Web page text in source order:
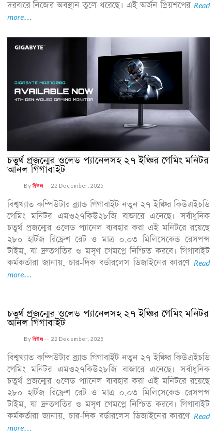
দরবারে নিজের অবস্থান তুলে ধরেছে। এই অর্জন প্রিয়শপের Read
more...
চতুর্থ প্রজন্মের ওলেড প্যানেলসহ ২৭ ইঞ্চির গেমিং মনিটর
আনল গিগাবাইট
Byনিউজ -- 22 December, 2025
বিশ্বখ্যাত কম্পিউটার ব্র্যান্ড গিগাবাইট নতুন ২৭ ইঞ্চির কিউএইচডি
গেমিং মনিটর এমও২৭কিউ২৮জি বাজারে এনেছে। সর্বাধুনিক
চতুর্থ প্রজন্মের ওলেড প্যানেল ব্যবহার করা এই মনিটরে রয়েছে
২৮০ হার্টজ রিফ্রেশ রেট ও মাত্র ০.০৩ মিলিসেকেন্ড রেসপন্স
টাইম, যা দ্রুতগতির ও মসৃণ গেমপ্লে নিশ্চিত করবে। গিগাবাইট
কর্মকর্তারা জানায়, চার-দিক বর্ডারলেস ডিজাইনের কারণে Read
more...
চতুর্থ প্রজন্মের ওলেড প্যানেলসহ ২৭ ইঞ্চির গেমিং মনিটর
আনল গিগাবাইট
Byনিউজ -- 22 December, 2025
বিশ্বখ্যাত কম্পিউটার ব্র্যান্ড গিগাবাইট নতুন ২৭ ইঞ্চির কিউএইচডি
গেমিং মনিটর এমও২৭কিউ২৮জি বাজারে এনেছে। সর্বাধুনিক
চতুর্থ প্রজন্মের ওলেড প্যানেল ব্যবহার করা এই মনিটরে রয়েছে
২৮০ হার্টজ রিফ্রেশ রেট ও মাত্র ০.০৩ মিলিসেকেন্ড রেসপন্স
টাইম, যা দ্রুতগতির ও মসৃণ গেমপ্লে নিশ্চিত করবে। গিগাবাইট
কর্মকর্তারা জানায়, চার-দিক বর্ডারলেস ডিজাইনের কারণে Read
more...